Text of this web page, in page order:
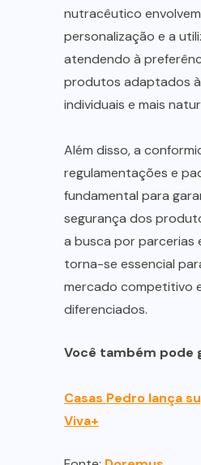
nutracêutico
personalização e a
atendendo à
produtos adaptados
individuais e mais
Além disso, a
regulamentações e
fundamental para
segurança dos
a busca por parcerias
torna-se essencial
mercado competitivo
diferenciados.
Você também pode
Casas Pedro lança
Viva+